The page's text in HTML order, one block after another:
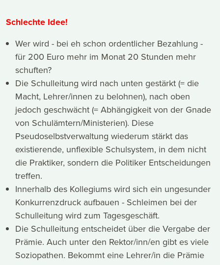
Schlechte Idee!
Wer wird - bei eh schon ordentlicher Bezahlung -
für 200 Euro mehr im Monat 20 Stunden mehr
schuften?
Die Schulleitung wird nach unten gestärkt (= die
Macht, Lehrer/innen zu belohnen), nach oben
jedoch geschwächt (= Abhängigkeit von der Gnade
von Schulämtern/Ministerien). Diese
Pseudoselbstverwaltung wiederum stärkt das
existierende, unflexible Schulsystem, in dem nicht
die Praktiker, sondern die Politiker Entscheidungen
treffen.
Innerhalb des Kollegiums wird sich ein ungesunder
Konkurrenzdruck aufbauen - Schleimen bei der
Schulleitung wird zum Tagesgeschäft.
Die Schulleitung entscheidet über die Vergabe der
Prämie. Auch unter den Rektor/inn/en gibt es viele
Soziopathen. Bekommt eine Lehrer/in die Prämie